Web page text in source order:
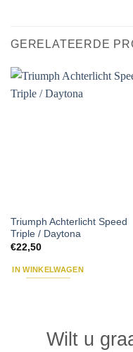
GERELATEERDE
Triumph Achterlicht Speed
Triple / Daytona
€22,50
IN WINKELWAGEN
Wilt u